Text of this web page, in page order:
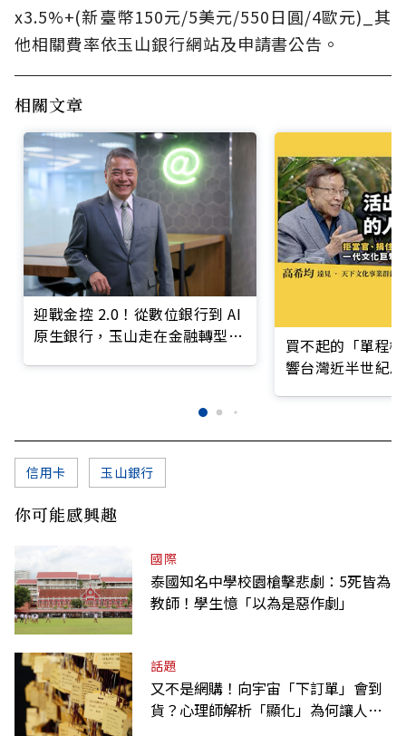
x3.5%+(新臺幣150元/5美元/550日圓/4歐元)_其
他相關費率依玉山銀行網站及申請書公告。
相關文章
迎戰金控 2.0！從數位銀行到 AI
原生銀行，玉山走在金融轉型最
買不起的「單程
響台灣近半世紀
信用卡 玉山銀行
你可能感興趣
國際
泰國知名中學校園槍擊悲劇：5死皆為
教師！學生憶「以為是惡作劇」
話題
又不是網購！向宇宙「下訂單」會到
貨？心理師解析「顯化」為何讓人無